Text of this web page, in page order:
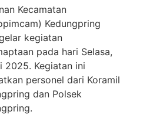
Kecamatan
Kedungpring
kegiatan
pada hari Selasa,
2025. Kegiatan ini
personel dari Koramil
dan Polsek